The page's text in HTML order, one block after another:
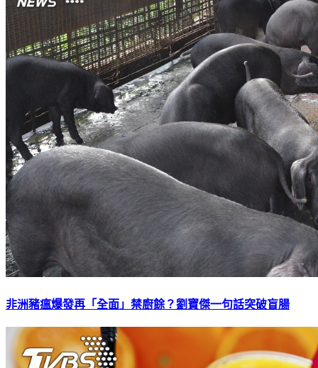
非洲豬瘟爆發再「全面」禁廚餘？劉寶傑一句話突破盲腸